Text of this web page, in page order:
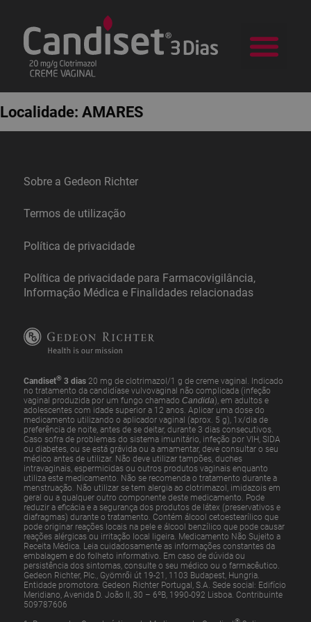
Localidade: AMARES
Sobre a Gedeon Richter
Termos de utilização
Política de privacidade
Política de privacidade para Farmacovigilância,
Informação Médica e Finalidades relacionadas
Candiset®3 dias20 mg de clotrimazol/1 g de creme vaginal. Indicado
no tratamento da candidíase vulvovaginal não complicada (infeção
vaginal produzida por um fungo chamado Candida), em adultos e
adolescentes com idade superior a 12 anos. Aplicar uma dose do
medicamento utilizando o aplicador vaginal (aprox. 5 g), 1x/dia de
preferência de noite, antes de se deitar, durante 3 dias consecutivos.
Caso sofra de problemas do sistema imunitário, infeção por VIH, SIDA
ou diabetes, ou se está grávida ou a amamentar, deve consultar o seu
médico antes de utilizar. Não deve utilizar tampões, duches
intravaginais, espermicidas ou outros produtos vaginais enquanto
utiliza este medicamento. Não se recomenda o tratamento durante a
menstruação. Não utilizar se tem alergia ao clotrimazol, imidazois em
geral ou a qualquer outro componente deste medicamento. Pode
reduzir a eficácia e a segurança dos produtos de látex (preservativos e
diafragmas) durante o tratamento. Contém álcool cetoestearílico que
pode originar reações locais na pele e álcool benzílico que pode causar
reações alérgicas ou irritação local ligeira. Medicamento Não Sujeito a
Receita Médica. Leia cuidadosamente as informações constantes da
embalagem e do folheto informativo. Em caso de dúvida ou
persistência dos sintomas, consulte o seu médico ou o farmacêutico.
Gedeon Richter, Plc., Gyömrői út 19-21, 1103 Budapest, Hungria.
Entidade promotora: Gedeon Richter Portugal, S.A. Sede social: Edifício
Meridiano, Avenida D. João II, 30 – 6ºB, 1990-092 Lisboa. Contribuinte
509787606